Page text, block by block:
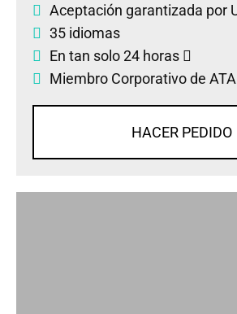
Aceptación garantizada por
35 idiomas
En tan solo 24 horas
Miembro Corporativo de ATA
HACER PEDIDO